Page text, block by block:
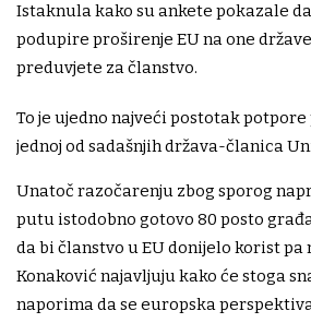
Istaknula kako su ankete pokazale
podupire proširenje EU na one
preduvjete za članstvo.
To je ujedno najveći postotak
jednoj od sadašnjih država-članica
Unatoč razočarenju zbog sporog
putu istodobno gotovo 80 posto
da bi članstvo u EU donijelo korist
Konaković najavljuju kako će stoga
naporima da se europska